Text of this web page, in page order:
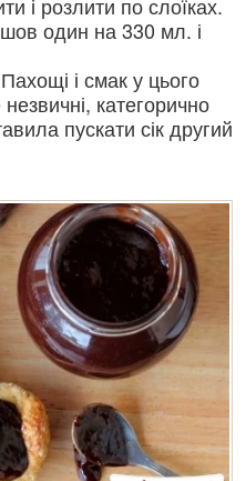
і розлити по слоїках.
один на 330 мл. і
і смак у цього
категорично
пускати сік другий